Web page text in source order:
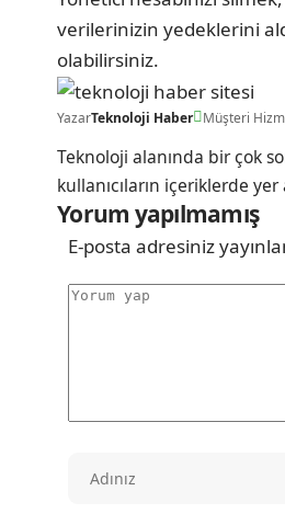
verilerinizin yedeklerini
olabilirsiniz.
YazarTeknoloji Haber Müşteri
Teknoloji alanında bir çok
kullanıcıların içeriklerde
Yorum yapılmamış
E-posta adresiniz